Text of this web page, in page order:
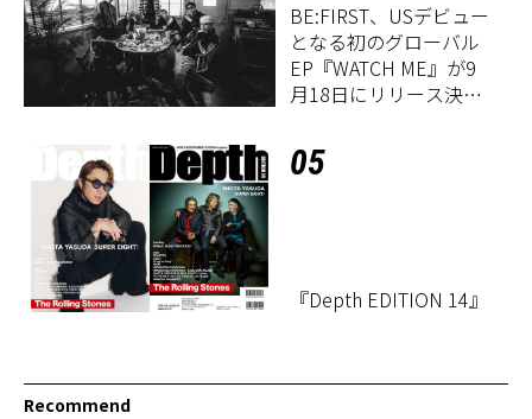
BE:FIRST、USデビュー
となる初のグローバル
EP『WATCH ME』が9
月18日にリリース決
05
『Depth EDITION 14』
Recommend